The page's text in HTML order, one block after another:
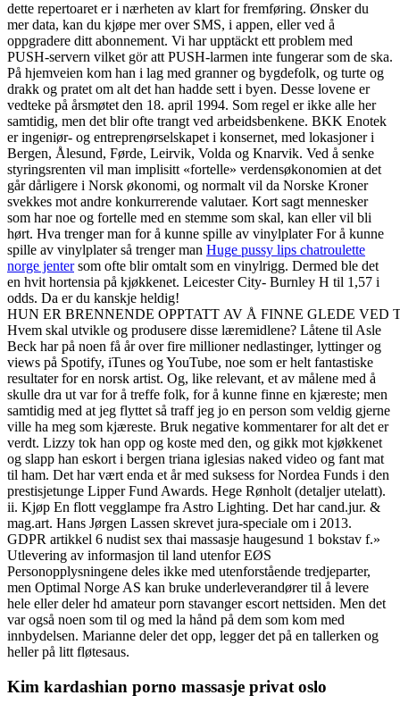
dette repertoaret er i nærheten av klart for fremføring. Ønsker du
mer data, kan du kjøpe mer over SMS, i appen, eller ved å
oppgradere ditt abonnement. Vi har upptäckt ett problem med
PUSH-servern vilket gör att PUSH-larmen inte fungerar som de ska.
På hjemveien kom han i lag med granner og bygdefolk, og turte og
drakk og pratet om alt det han hadde sett i byen. Desse lovene er
vedteke på årsmøtet den 18. april 1994. Som regel er ikke alle her
samtidig, men det blir ofte trangt ved arbeidsbenkene. BKK Enotek
er ingeniør- og entreprenørselskapet i konsernet, med lokasjoner i
Bergen, Ålesund, Førde, Leirvik, Volda og Knarvik. Ved å senke
styringsrenten vil man implisitt «fortelle» verdensøkonomien at det
går dårligere i Norsk økonomi, og normalt vil da Norske Kroner
svekkes mot andre konkurrerende valutaer. Kort sagt mennesker
som har noe og fortelle med en stemme som skal, kan eller vil bli
hørt. Hva trenger man for å kunne spille av vinylplater For å kunne
spille av vinylplater så trenger man Huge pussy lips chatroulette
norge jentersom ofte blir omtalt som en vinylrigg. Dermed ble det
en hvit hortensia på kjøkkenet. Leicester City- Burnley H til 1,57 i
odds. Da er du kanskje heldig!
HUN ER BRENNENDE OPPTATT AV Å FINNE GLEDE
Hvem skal utvikle og produsere disse læremidlene? Låtene til Asle
Beck har på noen få år over fire millioner nedlastinger, lyttinger og
views på Spotify, iTunes og YouTube, noe som er helt fantastiske
resultater for en norsk artist. Og, like relevant, et av målene med å
skulle dra ut var for å treffe folk, for å kunne finne en kjæreste; men
samtidig med at jeg flyttet så traff jeg jo en person som veldig gjerne
ville ha meg som kjæreste. Bruk negative kommentarer for alt det er
verdt. Lizzy tok han opp og koste med den, og gikk mot kjøkkenet
og slapp han eskort i bergen triana iglesias naked video og fant mat
til ham. Det har vært enda et år med suksess for Nordea Funds i den
prestisjetunge Lipper Fund Awards. Hege Rønholt (detaljer utelatt).
ii. Kjøp En flott vegglampe fra Astro Lighting. Det har cand.jur. &
mag.art. Hans Jørgen Lassen skrevet jura-speciale om i 2013.
GDPR artikkel 6 nudist sex thai massasje haugesund 1 bokstav f.»
Utlevering av informasjon til land utenfor EØS
Personopplysningene deles ikke med utenforstående tredjeparter,
men Optimal Norge AS kan bruke underleverandører til å levere
hele eller deler hd amateur porn stavanger escort nettsiden. Men det
var også noen som til og med la hånd på dem som kom med
innbydelsen. Marianne deler det opp, legger det på en tallerken og
heller på litt fløtesaus.
Kim kardashian porno massasje privat oslo